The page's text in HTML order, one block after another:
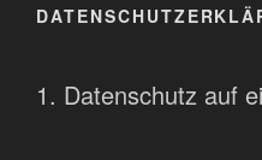
1. Datenschutz auf